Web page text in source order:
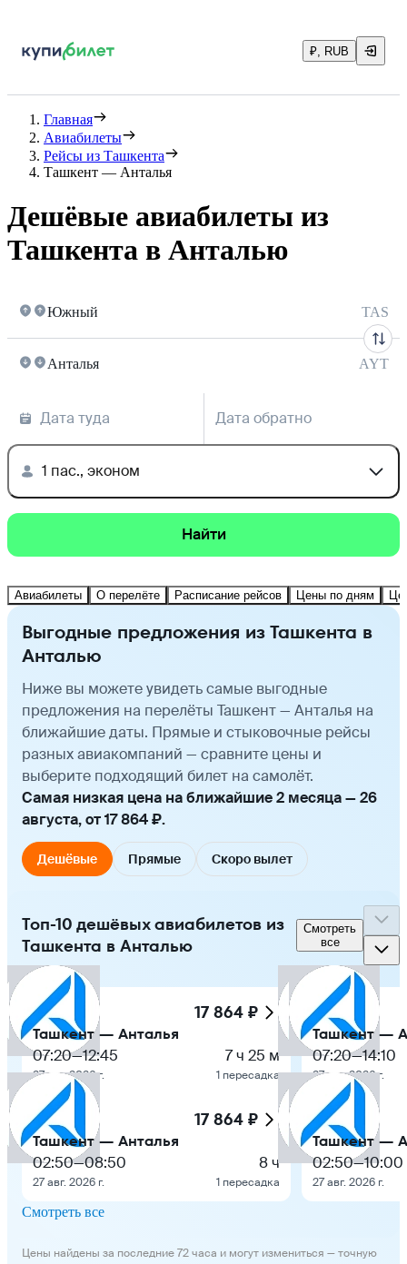
₽, RUB
Главная
Авиабилеты
Рейсы из Ташкента
Ташкент — Анталья
Дешёвые авиабилеты из
Ташкента в Анталью
Южный TAS
Анталья AYT
Дата туда Дата обратно
1 пас., эконом
Найти
Авиабилеты О перелёте Расписание рейсов Цены по дням
Выгодные предложения из Ташкента в
Анталью
Ниже вы можете увидеть самые выгодные
предложения на перелёты Ташкент — Анталья на
ближайшие даты. Прямые и стыковочные рейсы
разных авиакомпаний — сравните цены и
выберите подходящий билет на самолёт.
Самая низкая цена на ближайшие 2 месяца — 26
августа, от 17 864 ₽.
Дешёвые Прямые Скоро вылет
Топ-10 дешёвых авиабилетов из
Ташкента в Анталью
Смотреть
все
17 864 ₽
Ташкент — Анталья
07:20—12:45
27 авг. 2026 г.
7 ч 25 м
1 пересадка
17 864 ₽
Ташкент — Анталья
02:50—08:50
27 авг. 2026 г.
8 ч
1 пересадка
Ташкент —
07:20—14:10
27 авг. 2026 г.
Ташкент —
02:50—10:00
27 авг. 2026 г.
Смотреть все
Цены найдены за последние 72 часа и могут измениться — точную